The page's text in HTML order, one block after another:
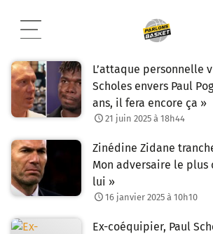
contenu
L’attaque personnelle
Scholes envers Paul
ans, il fera encore ça »
21 juin 2025 à 18h44
Zinédine Zidane
Mon adversaire le plus
lui »
16 janvier 2025 à 10h10
Ex-coéquipier, Paul